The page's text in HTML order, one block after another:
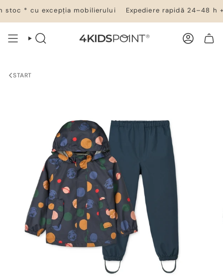
la
conținut
* cu excepția mobilierului Expediere rapidă 24–48 h
CĂUTARE CONT
START